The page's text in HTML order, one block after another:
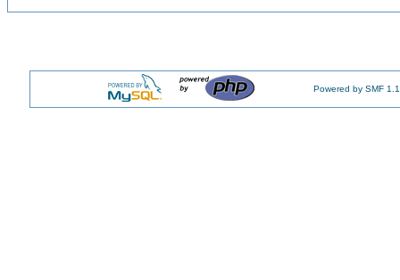
Powered by SMF